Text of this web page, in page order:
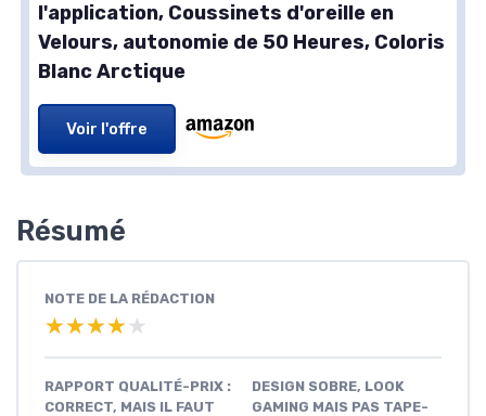
l'application, Coussinets d'oreille en
Velours, autonomie de 50 Heures, Coloris
Blanc Arctique
Voir l'offre
Résumé
NOTE DE LA RÉDACTION
★★★★★
★★★★★
RAPPORT QUALITÉ-PRIX :
CORRECT, MAIS IL FAUT
DESIGN SOBRE, LOOK
GAMING MAIS PAS TAPE-